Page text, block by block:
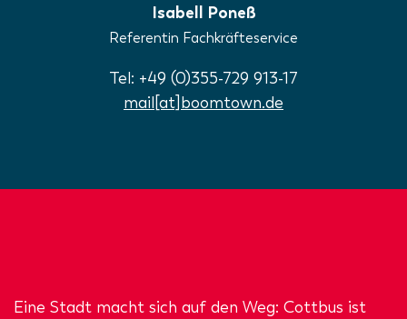
Isabell Poneß
Referentin Fachkräfteservice
Tel: +49 (0)355-729 913-17
mail[at]boomtown.de
Eine Stadt macht sich auf den Weg: Cottbus ist